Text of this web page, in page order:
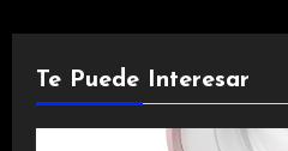
Te Puede Interesar